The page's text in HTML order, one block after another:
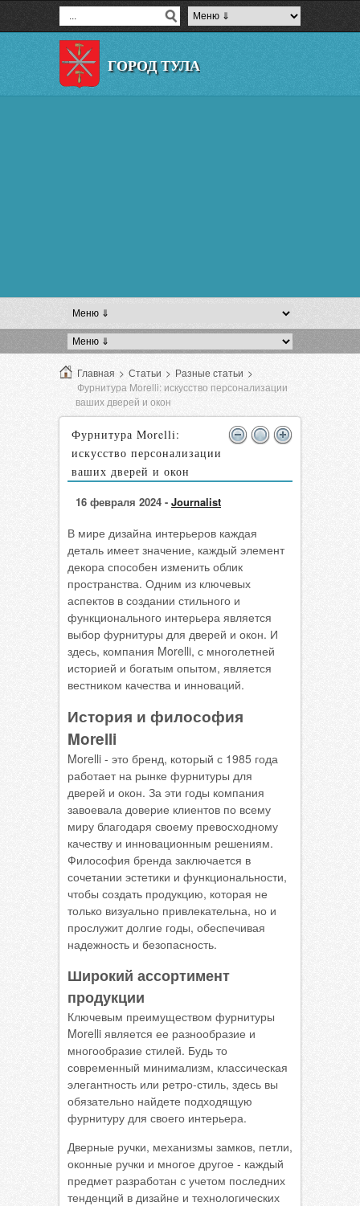
ГОРОД ТУЛА
Главная > Статьи > Разные статьи >
Фурнитура Morelli: искусство персонализации
ваших дверей и окон
Фурнитура Morelli:
искусство персонализации
ваших дверей и окон
16 февраля 2024 - Journalist
В мире дизайна интерьеров каждая
деталь имеет значение, каждый элемент
декора способен изменить облик
пространства. Одним из ключевых
аспектов в создании стильного и
функционального интерьера является
выбор фурнитуры для дверей и окон. И
здесь, компания Morelli, с многолетней
историей и богатым опытом, является
вестником качества и инноваций.
История и философия
Morelli
Morelli - это бренд, который с 1985 года
работает на рынке фурнитуры для
дверей и окон. За эти годы компания
завоевала доверие клиентов по всему
миру благодаря своему превосходному
качеству и инновационным решениям.
Философия бренда заключается в
сочетании эстетики и функциональности,
чтобы создать продукцию, которая не
только визуально привлекательна, но и
прослужит долгие годы, обеспечивая
надежность и безопасность.
Широкий ассортимент
продукции
Ключевым преимуществом фурнитуры
Morelli является ее разнообразие и
многообразие стилей. Будь то
современный минимализм, классическая
элегантность или ретро-стиль, здесь вы
обязательно найдете подходящую
фурнитуру для своего интерьера.
Дверные ручки, механизмы замков, петли,
оконные ручки и многое другое - каждый
предмет разработан с учетом последних
тенденций в дизайне и технологических